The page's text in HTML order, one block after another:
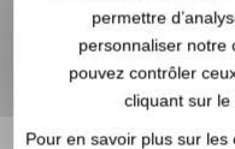
permettre
personnaliser notre
pouvez contrôler
cliquant sur le
Pour en savoir plus sur